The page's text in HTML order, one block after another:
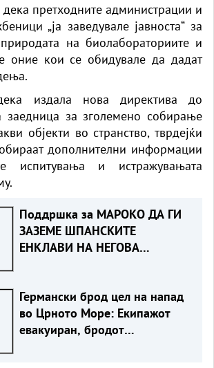
дека претходните администрации и
„ја заведувале јавноста“ за
на биолабораториите и
оние кои се обидувале да дадат
издала нова директива до
заедница за зголемено собирање
објекти во странство, тврдејќи
дополнителни информации
испитувања и истражувањата
Поддршка за МАРОКО ДА ГИ
ЗАЗЕМЕ ШПАНСКИТЕ
ЕНКЛАВИ НА НЕГОВА
Германски брод цел на напад
во Црното Море: Екипажот
евакуиран, бродот